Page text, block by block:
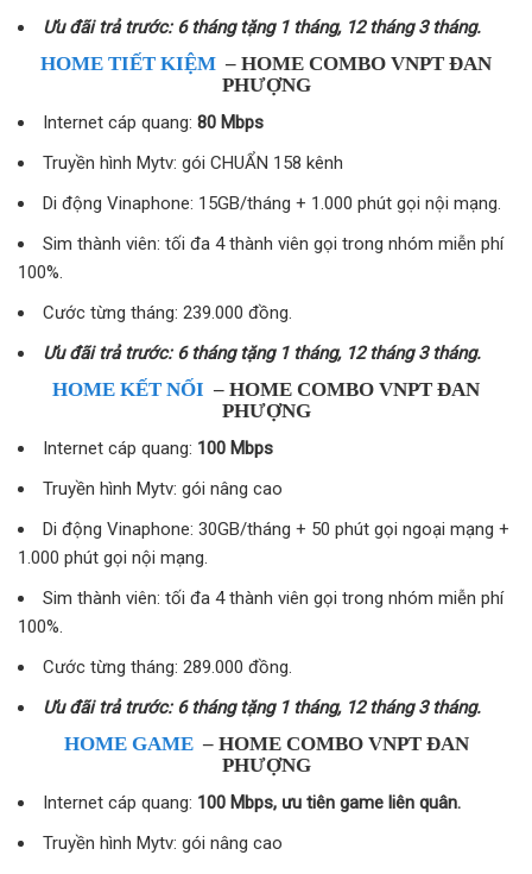
Ưu đãi trả trước: 6 tháng tặng 1 tháng, 12 tháng 3 tháng.
HOME TIẾT KIỆM – HOME COMBO VNPT ĐAN
PHƯỢNG
Internet cáp quang: 80 Mbps
Truyền hình Mytv: gói CHUẨN 158 kênh
Di động Vinaphone: 15GB/tháng + 1.000 phút gọi nội mạng.
Sim thành viên: tối đa 4 thành viên gọi trong nhóm miễn phí
100%.
Cước từng tháng: 239.000 đồng.
Ưu đãi trả trước: 6 tháng tặng 1 tháng, 12 tháng 3 tháng.
HOME KẾT NỐI – HOME COMBO VNPT ĐAN
PHƯỢNG
Internet cáp quang: 100 Mbps
Truyền hình Mytv: gói nâng cao
Di động Vinaphone: 30GB/tháng + 50 phút gọi ngoại mạng +
1.000 phút gọi nội mạng.
Sim thành viên: tối đa 4 thành viên gọi trong nhóm miễn phí
100%.
Cước từng tháng: 289.000 đồng.
Ưu đãi trả trước: 6 tháng tặng 1 tháng, 12 tháng 3 tháng.
HOME GAME– HOME COMBO VNPT ĐAN
PHƯỢNG
Internet cáp quang: 100 Mbps, ưu tiên game liên quân.
Truyền hình Mytv: gói nâng cao